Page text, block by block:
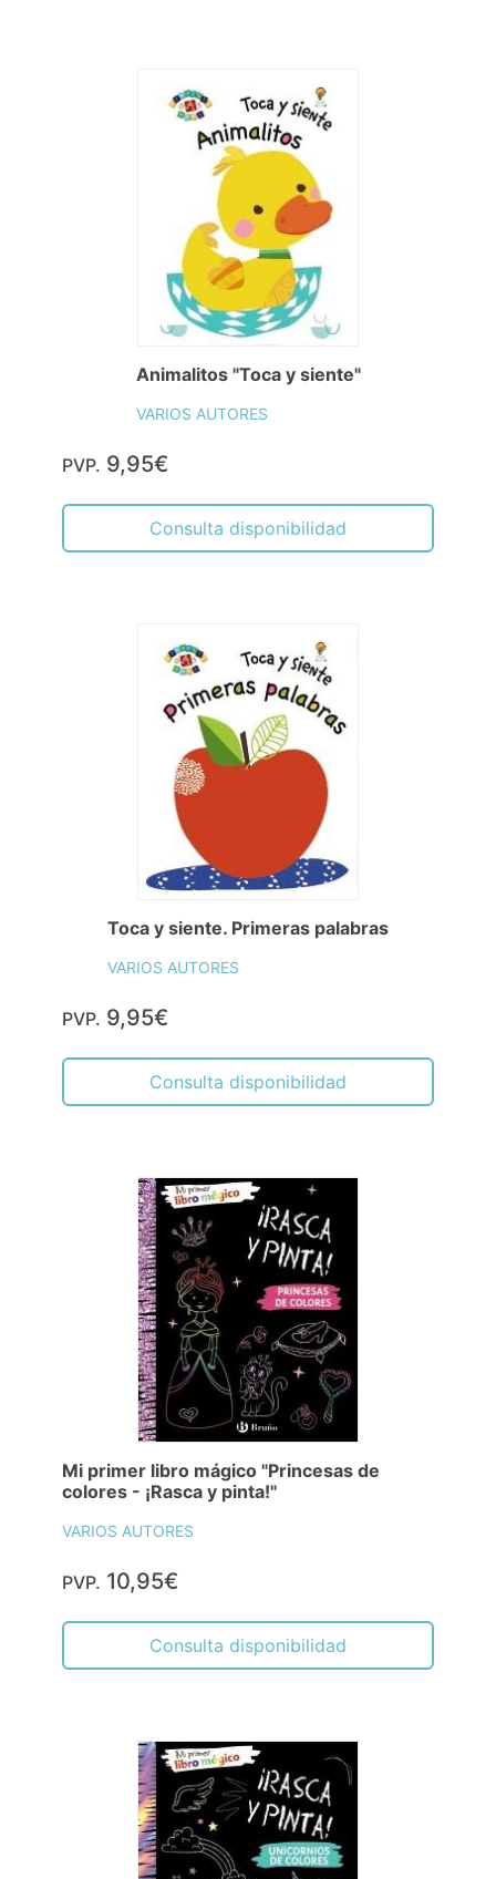
Animalitos "Toca y siente"
VARIOS AUTORES
PVP. 9,95€
Consulta disponibilidad
Toca y siente. Primeras palabras
VARIOS AUTORES
PVP. 9,95€
Consulta disponibilidad
Mi primer libro mágico "Princesas de
colores - ¡Rasca y pinta!"
VARIOS AUTORES
PVP. 10,95€
Consulta disponibilidad